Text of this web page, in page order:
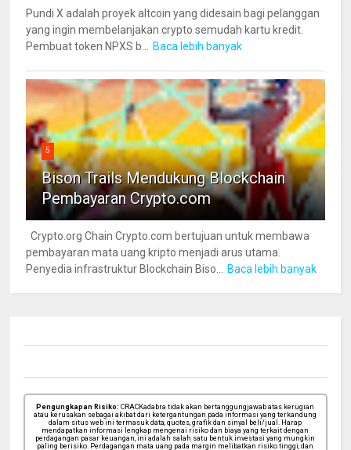
Pundi X adalah proyek altcoin yang didesain bagi pelanggan
yang ingin membelanjakan crypto semudah kartu kredit.
Pembuat token NPXS b...
Baca lebih banyak
5
Bison Trails Mendukung Blockchain
Pembayaran Crypto.com
Crypto.org Chain Crypto.com bertujuan untuk membawa
pembayaran mata uang kripto menjadi arus utama.
Penyedia infrastruktur Blockchain Biso...
Baca lebih banyak
Pengungkapan Risiko: CRACKadabra tidak akan bertanggungjawab atas kerugian
atau kerusakan sebagai akibat dari ketergantungan pada informasi yang terkandung
dalam situs web ini termasuk data, quotes, grafik dan sinyal beli/jual. Harap
mendapatkan informasi lengkap mengenai risiko dan biaya yang terkait dengan
perdagangan pasar keuangan, ini adalah salah satu bentuk investasi yang mungkin
paling berisiko. Perdagangan mata uang pada margin melibatkan risiko tinggi, dan